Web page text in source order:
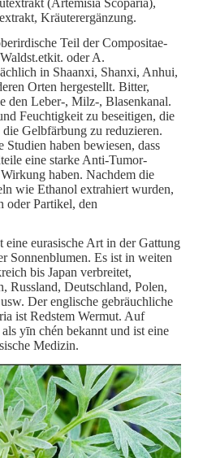
Kräuterergänzung.
Teil der Compositae-
oder A.
in Shaanxi, Shanxi, Anhui,
Orten hergestellt. Bitter,
den Leber-, Milz-, Blasenkanal.
Feuchtigkeit zu beseitigen, die
Gelbfärbung zu reduzieren.
haben bewiesen, dass
eine starke Anti-Tumor-
haben. Nachdem die
wie Ethanol extrahiert wurden,
oder Partikel, den
eurasische Art in der Gattung
Sonnenblumen. Es ist in weiten
bis Japan verbreitet,
Russland, Deutschland, Polen,
Der englische gebräuchliche
ist Redstem Wermut. Auf
yīn chén bekannt und ist eine
Medizin.